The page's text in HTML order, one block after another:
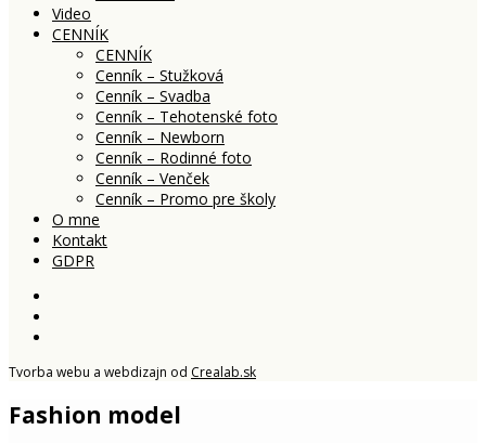
Video
CENNÍK
CENNÍK
Cenník – Stužková
Cenník – Svadba
Cenník – Tehotenské foto
Cenník – Newborn
Cenník – Rodinné foto
Cenník – Venček
Cenník – Promo pre školy
O mne
Kontakt
GDPR
Tvorba webu a webdizajn od Crealab.sk
Fashion model